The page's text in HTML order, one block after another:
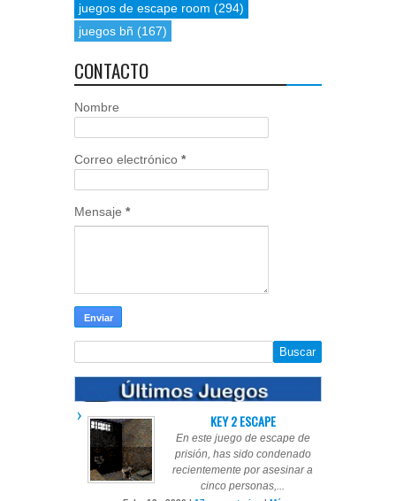
juegos de escape room (294)
juegos bñ (167)
CONTACTO
Nombre
Correo electrónico *
Mensaje *
KEY 2 ESCAPE
En este juego de escape de
prisión, has sido condenado
recientemente por asesinar a
cinco personas,...